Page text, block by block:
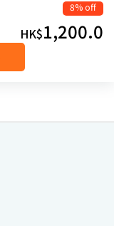
8% off
HK$1,200.0